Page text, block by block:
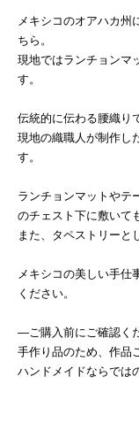
メキシコのオアハカ州
ちら。
現地ではランチョンマ
す。
伝統的に伝わる腰織り
現地の織職人が制作し
す。
ランチョンマットやテ
のチェスト下に敷いて
また、タペストリーと
メキシコの美しい手仕
ください。
―ご購入前にご確認く
手作り品のため、作品
ハンドメイドならでは